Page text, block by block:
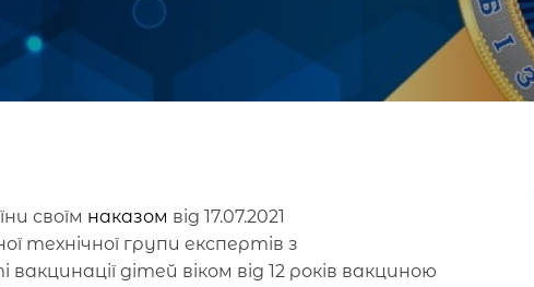
своїм наказом від 17.07.2021
технічної групи експертів з
дітей віком від 12 років вакциною